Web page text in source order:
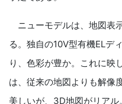
ニューモデルは、地図表
る。独自の10V型有機ELデ
り、色彩が豊か。これに映
は、従来の地図よりも解像
美しいが、3D地図がリア